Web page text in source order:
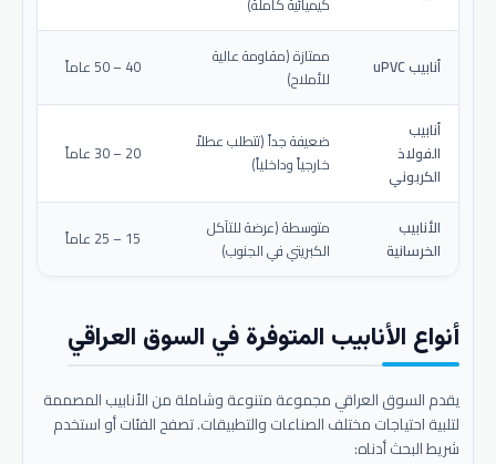
أنابيب uPVC
ممتازة (مقاومة عالية
للأملاح)
40 – 50 عاماً
أنابيب
الفولاذ
الكربوني
ضعيفة جداً (تتطلب عطلاً
خارجياً وداخلياً)
20 – 30 عاماً
الأنابيب
الخرسانية
متوسطة (عرضة للتآكل
الكبريتي في الجنوب)
15 – 25 عاماً
أنواع الأنابيب المتوفرة في السوق العراقي
يقدم السوق العراقي مجموعة متنوعة وشاملة من الأنابيب المصممة
لتلبية احتياجات مختلف الصناعات والتطبيقات. تصفح الفئات أو استخدم
شريط البحث أدناه: